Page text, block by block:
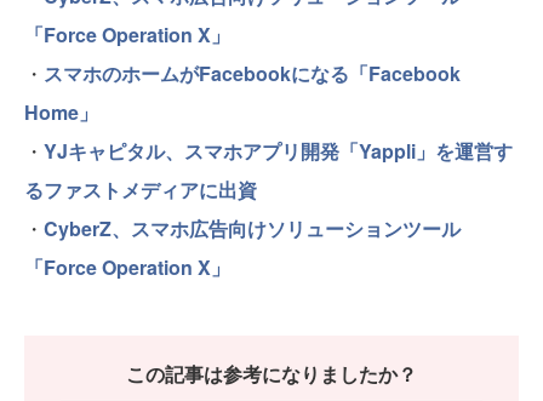
「Force Operation X」
・ スマホのホームがFacebookになる「Facebook
Home」
・ YJキャピタル、スマホアプリ開発「Yappli」を運営す
るファストメディアに出資
・ CyberZ、スマホ広告向けソリューションツール
「Force Operation X」
この記事は参考になりましたか？